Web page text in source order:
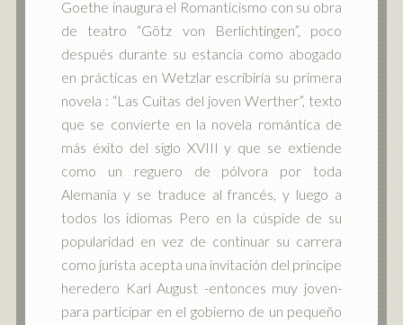
Goethe inaugura el Romanticismo con su obra
de teatro “Götz von Berlichtingen”, poco
después durante su estancia como abogado
en prácticas en Wetzlar escribiría su primera
novela : “Las Cuitas del joven Werther”, texto
que se convierte en la novela romántica de
más éxito del siglo XVIII y que se extiende
como un reguero de pólvora por toda
Alemania y se traduce al francés, y luego a
todos los idiomas Pero en la cúspide de su
popularidad en vez de continuar su carrera
como jurista acepta una invitación del príncipe
heredero Karl August -entonces muy joven-
para participar en el gobierno de un pequeño